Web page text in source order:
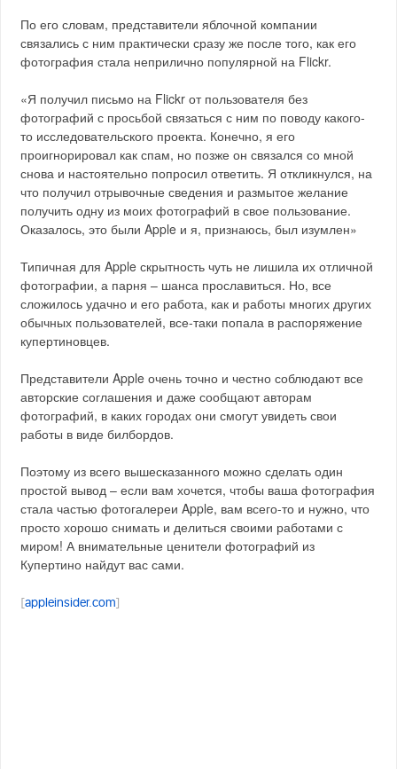
По его словам, представители яблочной компании
связались с ним практически сразу же после того, как его
фотография стала неприлично популярной на Flickr.
«Я получил письмо на Flickr от пользователя без
фотографий с просьбой связаться с ним по поводу какого-
то исследовательского проекта. Конечно, я его
проигнорировал как спам, но позже он связался со мной
снова и настоятельно попросил ответить. Я откликнулся, на
что получил отрывочные сведения и размытое желание
получить одну из моих фотографий в свое пользование.
Оказалось, это были Apple и я, признаюсь, был изумлен»
Типичная для Apple скрытность чуть не лишила их отличной
фотографии, а парня – шанса прославиться. Но, все
сложилось удачно и его работа, как и работы многих других
обычных пользователей, все-таки попала в распоряжение
купертиновцев.
Представители Apple очень точно и честно соблюдают все
авторские соглашения и даже сообщают авторам
фотографий, в каких городах они смогут увидеть свои
работы в виде билбордов.
Поэтому из всего вышесказанного можно сделать один
простой вывод – если вам хочется, чтобы ваша фотография
стала частью фотогалереи Apple, вам всего-то и нужно, что
просто хорошо снимать и делиться своими работами с
миром! А внимательные ценители фотографий из
Купертино найдут вас сами.
[appleinsider.com